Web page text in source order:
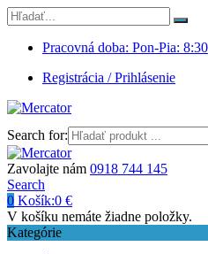
Pracovná doba: Pon-Pia:
Registrácia / Prihlásenie
Search for:
Zavolajte nám 0918 744 145
Search
0 Košík:0 €
V košíku nemáte žiadne položky.
Kategórie